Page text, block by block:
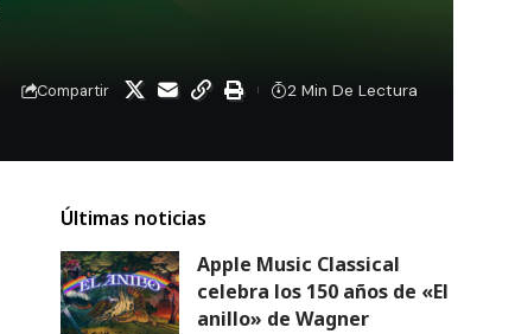
Compartir 2 Min De Lectura
Últimas noticias
Apple Music Classical
celebra los 150 años de «El
anillo» de Wagner